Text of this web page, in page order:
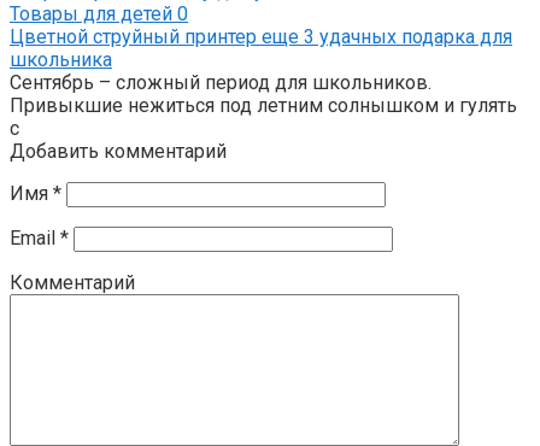
Товары для детей 0
Цветной струйный принтер еще 3 удачных подарка для
школьника
Сентябрь – сложный период для школьников.
Привыкшие нежиться под летним солнышком и гулять
с
Добавить комментарий
Имя *
Email *
Комментарий